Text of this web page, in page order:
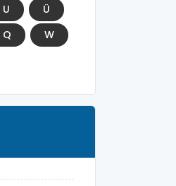
U
Ü
Q
W